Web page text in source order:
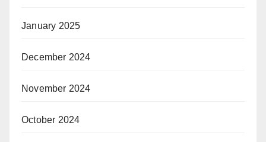
January 2025
December 2024
November 2024
October 2024